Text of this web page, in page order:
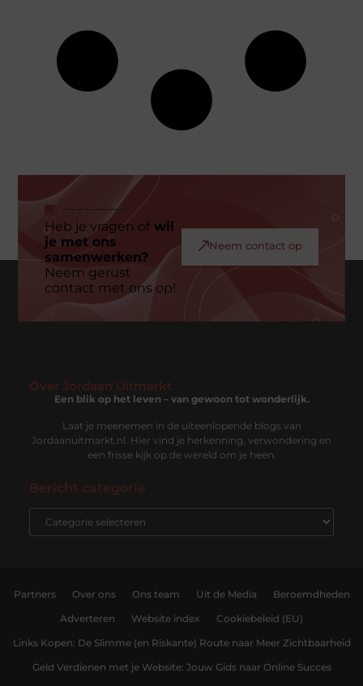
Heb je vragen ofwil
je met ons
samenwerken?
Neem gerust
contact met ons op!
Neem contact op
Over Jordaan Uitmarkt
Een blik op het leven – van gewoon tot wonderlijk.
Laat je meenemen in de uiteenlopende blogs van
Jordaanuitmarkt.nl. Hier vind je herkenning, verwondering en
een frisse kijk op de wereld om je heen.
Bericht categorie
Partners Over ons Ons team Uit de Media Beroemdheden
Adverteren Website index Cookiebeleid (EU)
Links Kopen: De Slimme (en Riskante) Route naar Meer Zichtbaarheid
Geld Verdienen met je Website: Jouw Gids naar Online Succes